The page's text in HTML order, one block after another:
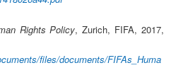
Rights Policy, Zurich, FIFA, 2017,
files/documents/FIFAs_Huma